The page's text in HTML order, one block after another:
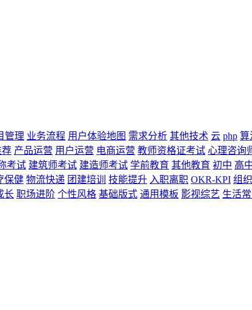
管理 业务流程 用户体验地图 需求分析 其他技术 云 php 算
荐 产品运营 用户运营 电商运营 教师资格证考试 心理咨询
考试 建筑师考试 建造师考试 学前教育 其他教育 初中 高
保健 物流快递 团建培训 技能提升 入职离职 OKR-KPI 组
长 职场进阶 个性风格 基础版式 通用模板 影视综艺 生活